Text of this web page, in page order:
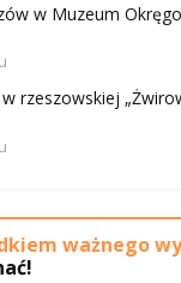
w Muzeum
rzeszowskiej
ważnego